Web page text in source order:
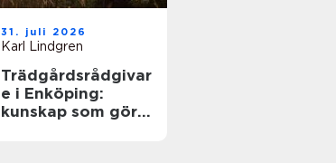
31. juli 2026
Karl Lindgren
Trädgårdsrådgivar
e i Enköping:
kunskap som gör